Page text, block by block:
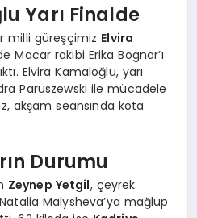
Yarı Finalde
milli güreşçimiz Elvira
Macar rakibi Erika Bognar’ı
Elvira Kamaloğlu, yarı
Paruszewski ile mücadele
akşam seansında kota
Durumu
Zeynep Yetgil, çeyrek
Malysheva’ya mağlup